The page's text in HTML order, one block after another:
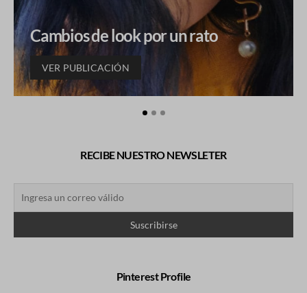
Cambios de look por un rato
VER PUBLICACIÓN
RECIBE NUESTRO NEWSLETER
Pinterest Profile